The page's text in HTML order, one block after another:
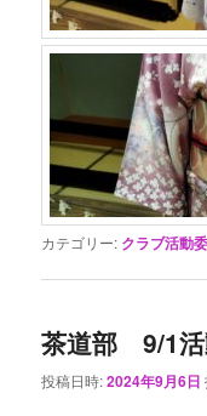
カテゴリー: クラブ活動
茶道部 9/1活
投稿日時:2024年9月6日